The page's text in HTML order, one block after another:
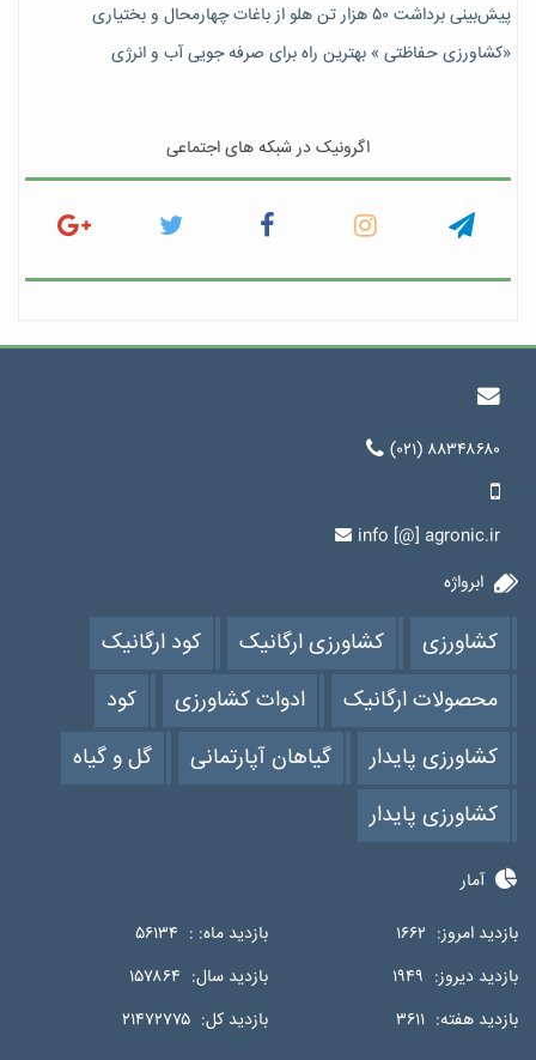
پیش‎‌بینی برداشت ۵۰ هزار تن هلو از باغات چهارمحال و بختیاری
«کشاورزی حفاظتی » بهترین راه برای صرفه جویی آب و انرژی
اگرونیک در شبکه های اجتماعی
(۰۲۱) ۸۸۳۴۸۶۸۰
info [@] agronic.ir
ابرواژه
کشاورزی کشاورزی ارگانیک
کود ارگانیک
محصولات ارگانیک
ادوات کشاورزی
کود
کشاورزی پایدار
گیاهان آپارتمانی
گل و گیاه
کشاورزی پایدار
آمار
بازدید امروز: ۱۶۶۲ بازدید ماه: : ۵۶۱۳۴
بازدید دیروز: ۱۹۴۹ بازدید سال: ۱۵۷۸۶۴
بازدید هفته: ۳۶۱۱ بازدید کل: ۲۱۴۷۲۷۷۵